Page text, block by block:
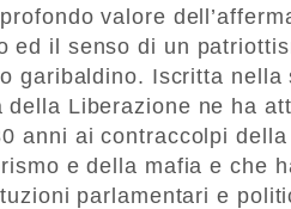
valore
ed il senso di un
garibaldino. Iscritta nella
Liberazione ne ha
anni ai contraccolpi della
e della mafia e che
parlamentari e